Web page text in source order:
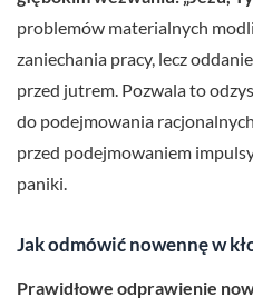
problemów materialnych
zaniechania pracy, lecz
przed jutrem. Pozwala to
do podejmowania
przed podejmowaniem
paniki.
Jak odmówić nowennę w
Prawidłowe odprawienie